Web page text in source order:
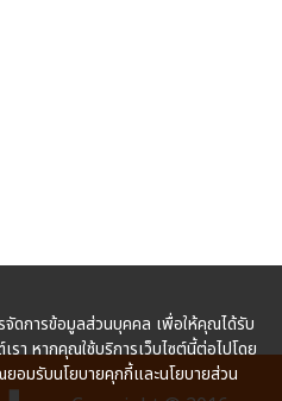
จัดการข้อมูลส่วนบุคคล เพื่อให้คุณได้รับ
า หากคุณใช้บริการเว็บไซต์นี้ต่อไปโดย
อมรับนโยบายคุกกี้และนโยบายส่วน